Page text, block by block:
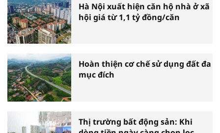
Hà Nội xuất hiện căn hộ nhà ở xã
hội giá từ 1,1 tỷ đồng/căn
Hoàn thiện cơ chế sử dụng đất đa
mục đích
Thị trường bất động sản: Khi